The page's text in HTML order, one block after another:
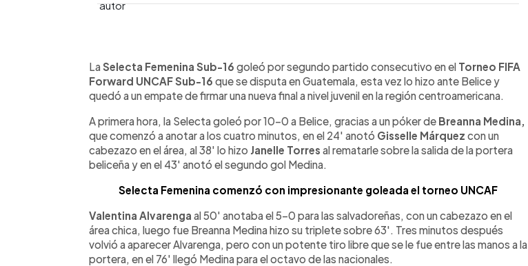
► Escuchar artículo
La Selecta Femenina Sub-16 goleó por segundo partido consecutivo en el Torneo FIFA
Forward UNCAF Sub-16 que se disputa en Guatemala, esta vez lo hizo ante Belice y
quedó a un empate de firmar una nueva final a nivel juvenil en la región centroamericana.
A primera hora, la Selecta goleó por 10-0 a Belice, gracias a un póker de Breanna Medina,
que comenzó a anotar a los cuatro minutos, en el 24' anotó Gisselle Márquez con un
cabezazo en el área, al 38' lo hizo Janelle Torres al rematarle sobre la salida de la portera
beliceña y en el 43' anotó el segundo gol Medina.
Selecta Femenina comenzó con impresionante goleada el torneo UNCAF
Valentina Alvarenga al 50' anotaba el 5-0 para las salvadoreñas, con un cabezazo en el
área chica, luego fue Breanna Medina hizo su triplete sobre 63'. Tres minutos después
volvió a aparecer Alvarenga, pero con un potente tiro libre que se le fue entre las manos a la
portera, en el 76' llegó Medina para el octavo de las nacionales.